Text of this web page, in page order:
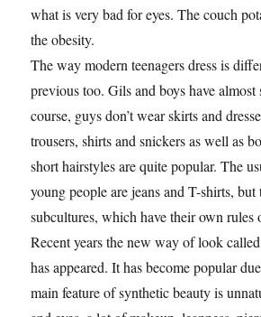
what is very bad for eyes. The couch
the obesity.
The way modern teenagers dress is
previous too. Gils and boys have
course, guys don’t wear skirts and
trousers, shirts and snickers as well as
short hairstyles are quite popular. The
young people are jeans and T-shirts,
subcultures, which have their own rules
Recent years the new way of look
has appeared. It has become popular
main feature of synthetic beauty is